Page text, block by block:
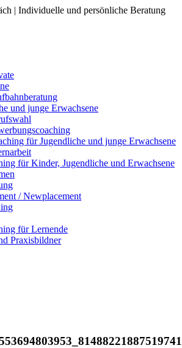
| Individuelle und persönliche Beratung
und junge Erwachsene
für Jugendliche und junge Erwachsene
für Kinder, Jugendliche und Erwachsene
/ Newplacement
für Lernende
Praxisbildner